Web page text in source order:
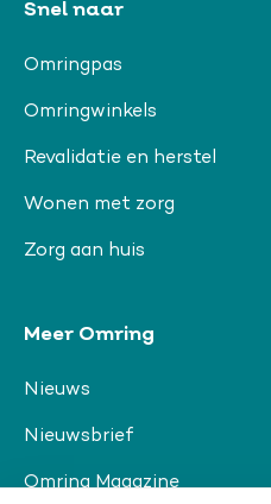
Snel naar
Omringpas
Omringwinkels
Revalidatie en herstel
Wonen met zorg
Zorg aan huis
Meer Omring
Nieuws
Nieuwsbrief
Omring Magazine